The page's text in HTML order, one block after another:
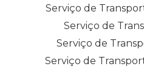
Serviço de
Serviço de
Serviço de
Serviço de